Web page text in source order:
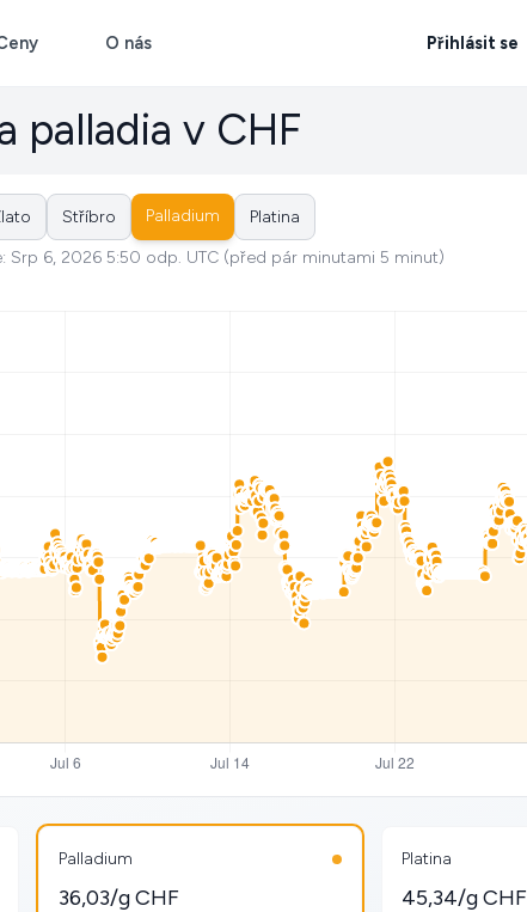
O nás Přihlásit se
palladia v CHF
Stříbro Palladium
Platina
Srp 6, 2026 5:50 odp. UTC (před pár minutami 5 minut)
Palladium
36,03/g CHF
Platina
45,34/g CHF